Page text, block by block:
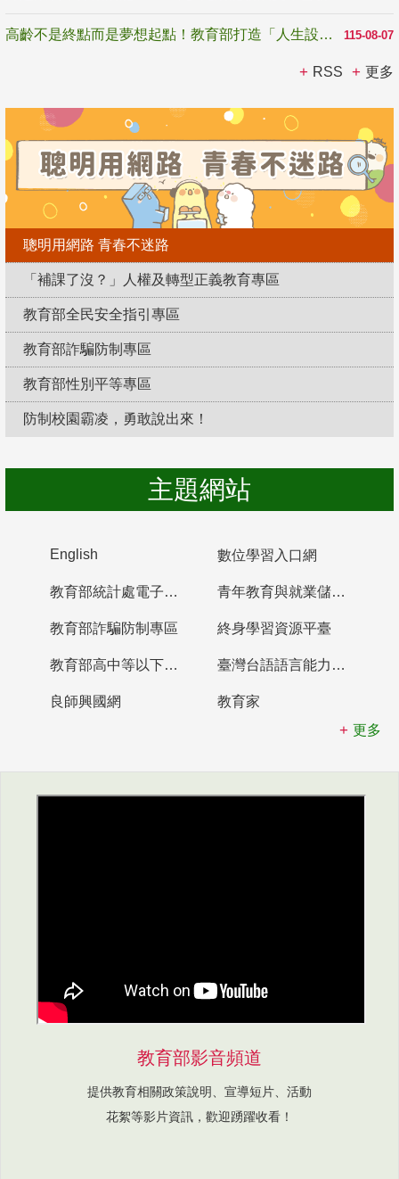
115-08-07
高齡不是終點而是夢想起點！教育部打造「人生設計夢工場」 參展第3屆高齡健康產業博覽會
RSS 更多
聰明用網路 青春不迷路
「補課了沒？」人權及轉型正義教育專區
教育部全民安全指引專區
教育部詐騙防制專區
教育部性別平等專區
防制校園霸凌，勇敢說出來！
主題網站
English 數位學習入口網
教育部統計處電子書櫃 青年教育與就業儲蓄帳戶
教育部詐騙防制專區 終身學習資源平臺
教育部高中等以下學校及幼兒園教師資格檢定考試 臺灣台語語言能力認證網站
良師興國網
教育家
更多
教育部影音頻道
提供教育相關政策說明、宣導短片、活動
花絮等影片資訊，歡迎踴躍收看！